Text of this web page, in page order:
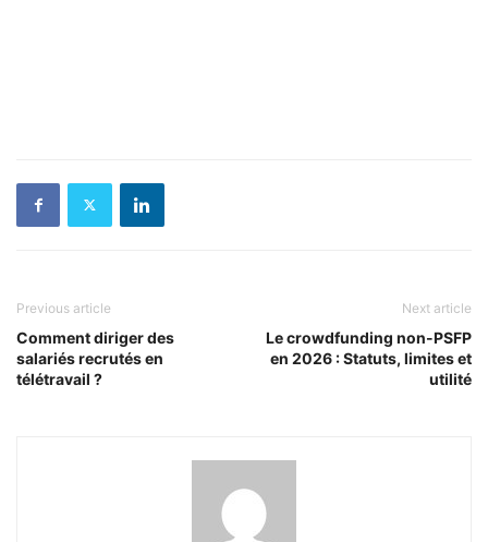
Previous article
Comment diriger des
salariés recrutés en
télétravail ?
Next article
Le crowdfunding non-PSFP
en 2026 : Statuts, limites et
utilité